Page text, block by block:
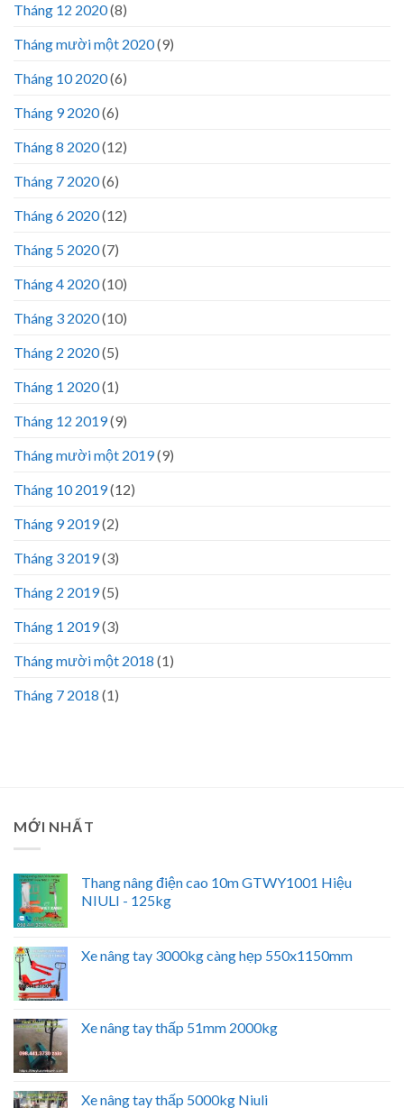
Tháng 12 2020(8)
Tháng mười một 2020(9)
Tháng 10 2020(6)
Tháng 9 2020(6)
Tháng 8 2020(12)
Tháng 7 2020(6)
Tháng 6 2020(12)
Tháng 5 2020(7)
Tháng 4 2020(10)
Tháng 3 2020(10)
Tháng 2 2020(5)
Tháng 1 2020(1)
Tháng 12 2019(9)
Tháng mười một 2019(9)
Tháng 10 2019(12)
Tháng 9 2019(2)
Tháng 3 2019(3)
Tháng 2 2019(5)
Tháng 1 2019(3)
Tháng mười một 2018 (1)
Tháng 7 2018 (1)
MỚI NHẤT
Thang nâng điện cao 10m GTWY1001 Hiệu
NIULI - 125kg
Xe nâng tay 3000kg càng hẹp 550x1150mm
Xe nâng tay thấp 51mm 2000kg
Xe nâng tay thấp 5000kg Niuli